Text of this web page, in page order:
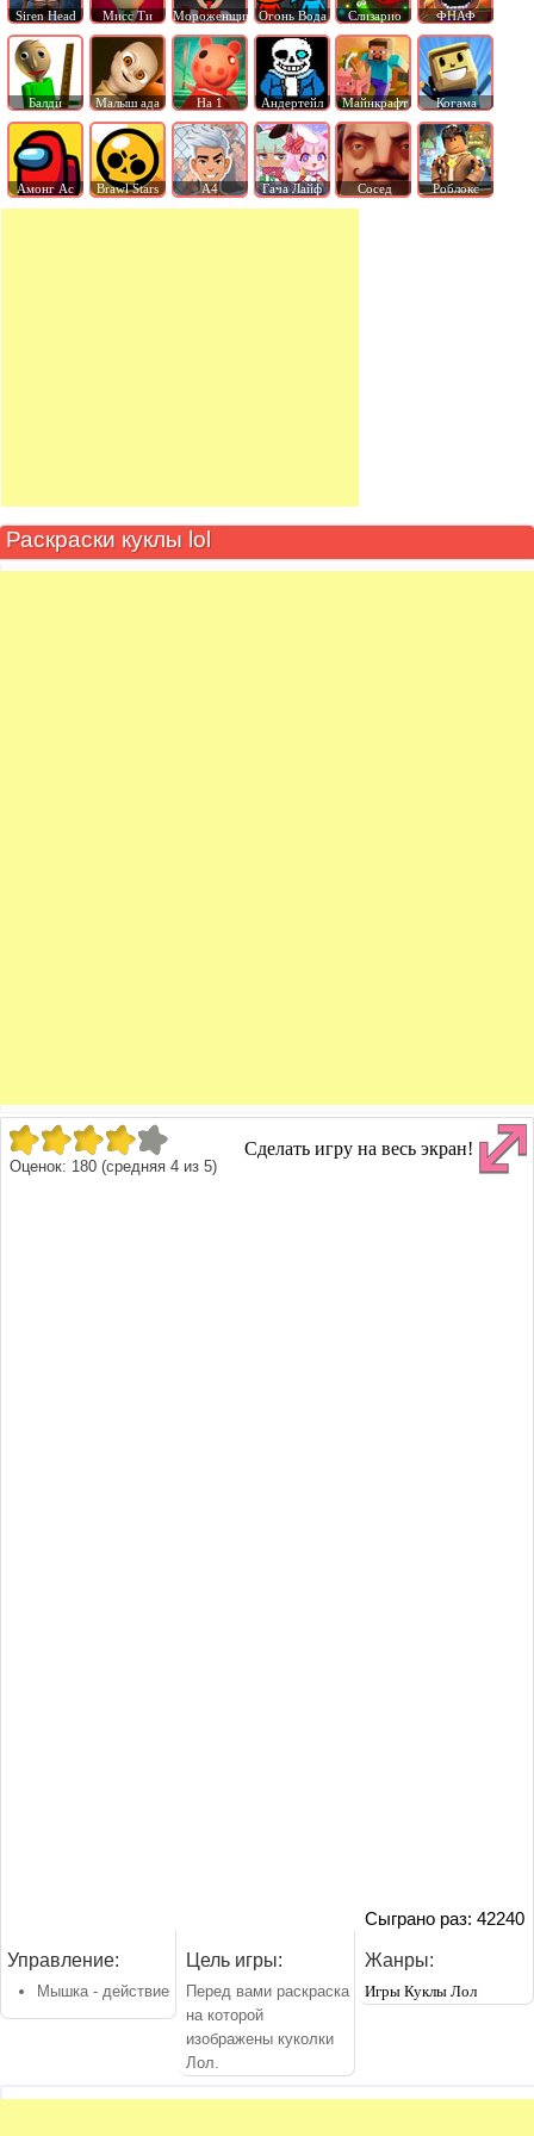
Siren Head Мисс Ти Мороженщик Огонь Вода Слизарио ФНАФ
Балди Малыш ада На 1 Андертейл Майнкрафт Когама
Амонг Ас Brawl Stars А4 Гача Лайф Сосед Роблокс
Раскраски куклы lol
Оценок: 180 (средняя 4 из 5)
Сделать игру на весь экран!
Сыграно раз: 42240
Управление:
Мышка - действие
Цель игры:
Перед вами раскраска
на которой
изображены куколки
Лол.
Жанры:
Игры Куклы Лол